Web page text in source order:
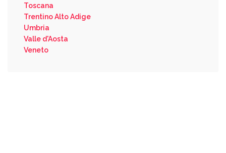
Toscana
Trentino Alto Adige
Umbria
Valle d'Aosta
Veneto